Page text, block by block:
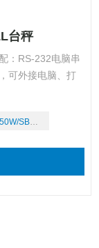
台秤
：RS-232电脑串
可外接电脑、打
SB731-30kg